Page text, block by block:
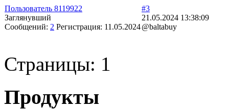
Пользователь 8119922
Заглянувший
Сообщений: 2 Регистрация: 11.05.2024
#3
21.05.2024 13:38:09
@baltabuy
Страницы: 1
Продукты